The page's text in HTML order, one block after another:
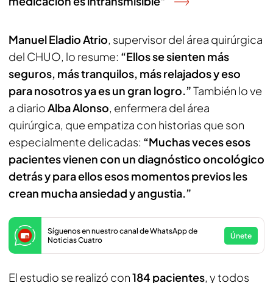
Manuel Eladio Atrio, supervisor del área quirúrgica
del CHUO, lo resume: “Ellos se sienten más
seguros, más tranquilos, más relajados y eso
para nosotros ya es un gran logro.”También lo ve
a diarioAlba Alonso, enfermera del área
quirúrgica, que empatiza con historias que son
especialmente delicadas: “Muchas veces esos
pacientes vienen con un diagnóstico oncológico
detrás y para ellos esos momentos previos les
crean mucha ansiedad y angustia.”
Síguenos en nuestro canal de WhatsApp de
Noticias Cuatro
Únete
El estudio se realizó con184 pacientes, y todos